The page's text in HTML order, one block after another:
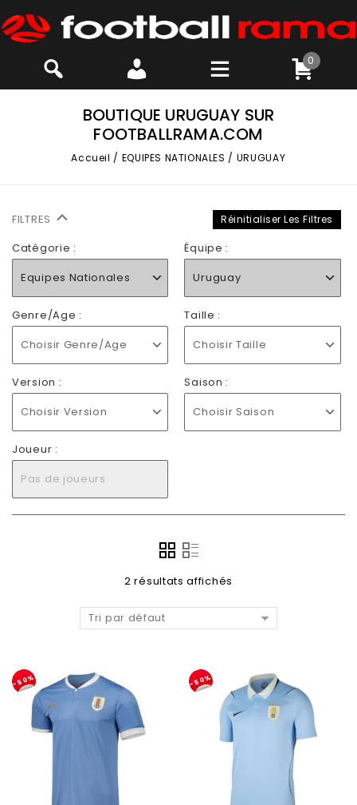
0
BOUTIQUE URUGUAY SUR
FOOTBALLRAMA.COM
Accueil / EQUIPES NATIONALES / URUGUAY
FILTRES Réinitialiser Les Filtres
Catégorie :
Equipes Nationales
Équipe :
Uruguay
Genre/Age :
Choisir Genre/Age
Taille :
Choisir Taille
Version :
Choisir Version
Saison :
Choisir Saison
Joueur :
Pas de joueurs
2 résultats affichés
Tri par défaut
-50% -50%